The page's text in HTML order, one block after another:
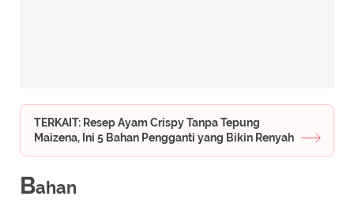
TERKAIT: Resep Ayam Crispy Tanpa Tepung
Maizena, Ini 5 Bahan Pengganti yang Bikin Renyah
Bahan